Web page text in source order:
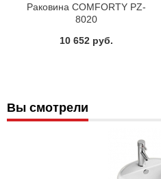
Раковина COMFORTY PZ-
8020
10 652 руб.
Вы смотрели